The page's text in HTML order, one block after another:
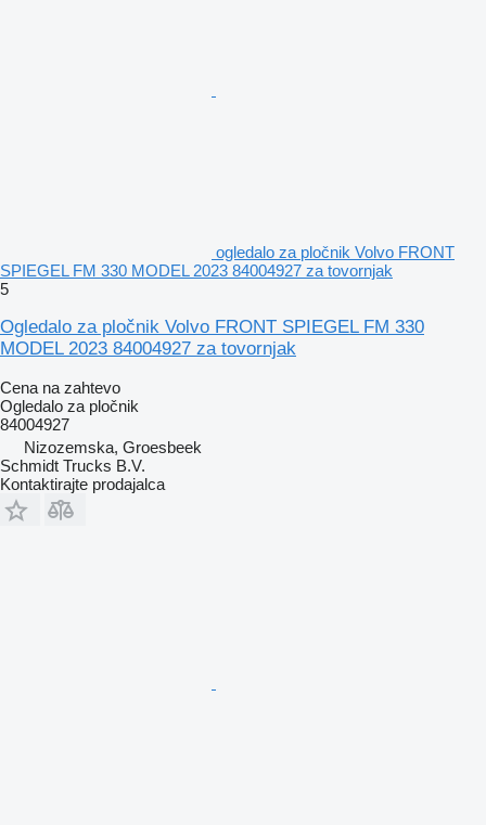
ogledalo za pločnik Volvo FRONT
SPIEGEL FM 330 MODEL 2023 84004927 za tovornjak
5
Ogledalo za pločnik Volvo FRONT SPIEGEL FM 330
MODEL 2023 84004927 za tovornjak
Cena na zahtevo
Ogledalo za pločnik
84004927
Nizozemska, Groesbeek
Schmidt Trucks B.V.
Kontaktirajte prodajalca